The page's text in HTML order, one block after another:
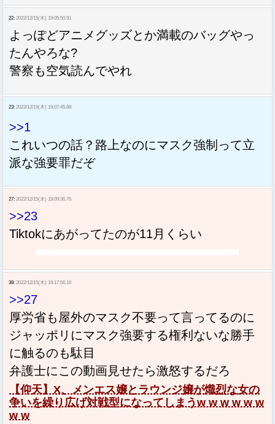
22: 2022/12/15(木) 19:05:50.91
よっぽどアニメグッズとか満載のバッグやっ
たんやろな?
警察も空気読んでやれ
23: 2022/12/15(木) 19:07:45.68
>>1
これいつの話？路上なのにマスク強制って立
派な強要罪だぞ
27: 2022/12/15(木) 19:09:36.76
>>23
Tiktokにあがってたのが11月くらい
38: 2022/12/15(木) 19:17:56.16
>>27
厚労省も屋外のマスク不要って言ってるのに
ジャッポリにマスク強要する権利ないな勝手
に触るのも駄目
弁護士にこの動画見せたら激怒するだろ
【仰天】X、メンエス嬢とラウンジ嬢が熾烈な女の
争いを繰り広げ対戦型になってしまうw w w w w w
w w